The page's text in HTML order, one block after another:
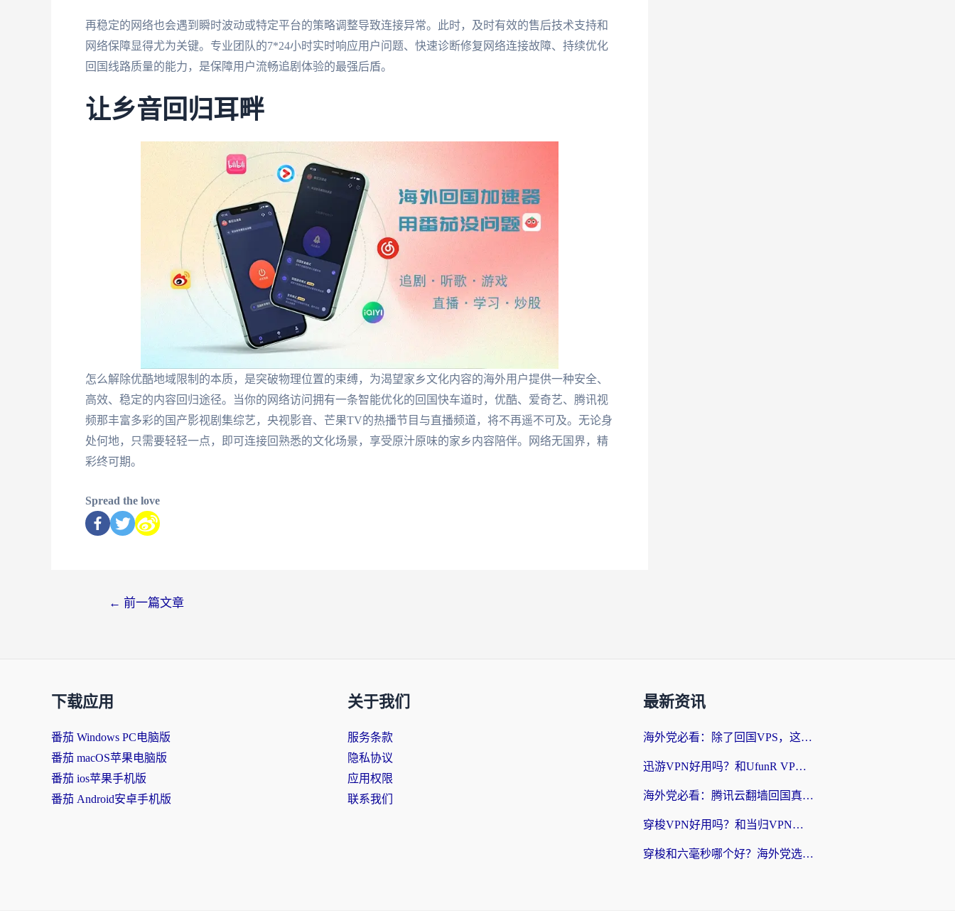
再稳定的网络也会遇到瞬时波动或特定平台的策略调整导致连接异常。此时，及时有效的售后技术支持和
网络保障显得尤为关键。专业团队的7*24小时实时响应用户问题、快速诊断修复网络连接故障、持续优化
回国线路质量的能力，是保障用户流畅追剧体验的最强后盾。
让乡音回归耳畔
怎么解除优酷地域限制的本质，是突破物理位置的束缚，为渴望家乡文化内容的海外用户提供一种安全、
高效、稳定的内容回归途径。当你的网络访问拥有一条智能优化的回国快车道时，优酷、爱奇艺、腾讯视
频那丰富多彩的国产影视剧集综艺，央视影音、芒果TV的热播节目与直播频道，将不再遥不可及。无论身
处何地，只需要轻轻一点，即可连接回熟悉的文化场景，享受原汁原味的家乡内容陪伴。网络无国界，精
彩终可期。
Spread the love
← 前一篇文章
下载应用
番茄 Windows PC电脑版
番茄 macOS苹果电脑版
番茄 ios苹果手机版
番茄 Android安卓手机版
关于我们
服务条款
隐私协议
应用权限
联系我们
最新资讯
海外党必看：除了回国VPS，这样选加速器也能无缝刷国内资源？
迅游VPN好用吗？和UfunR VPN对比哪个回国效果更好？海外党亲测避坑指南
海外党必看：腾讯云翻墙回国真的好用吗？+ 3步选对回国加速器指南
穿梭VPN好用吗？和当归VPN对比哪个回国效果更好？海外党亲测实用指南
穿梭和六毫秒哪个好？海外党选回国加速器的避坑指南，附番茄加速器实测